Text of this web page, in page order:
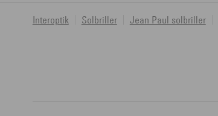
Interoptik Solbriller Jean Paul solbriller